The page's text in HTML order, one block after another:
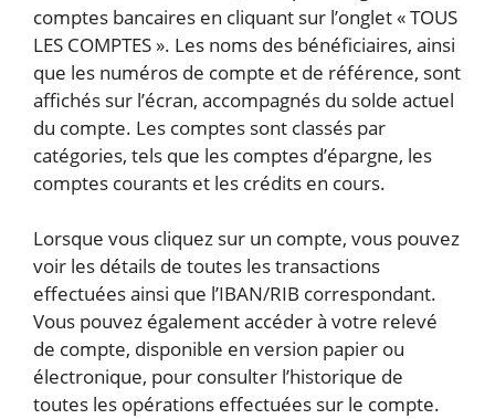
comptes bancaires en cliquant sur l’onglet « TOUS
LES COMPTES ». Les noms des bénéficiaires, ainsi
que les numéros de compte et de référence, sont
affichés sur l’écran, accompagnés du solde actuel
du compte. Les comptes sont classés par
catégories, tels que les comptes d’épargne, les
comptes courants et les crédits en cours.
Lorsque vous cliquez sur un compte, vous pouvez
voir les détails de toutes les transactions
effectuées ainsi que l’IBAN/RIB correspondant.
Vous pouvez également accéder à votre relevé
de compte, disponible en version papier ou
électronique, pour consulter l’historique de
toutes les opérations effectuées sur le compte.